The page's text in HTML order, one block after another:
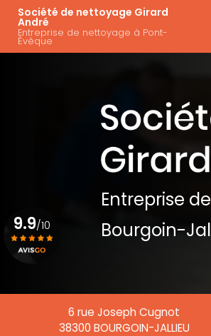
Aller
contenu
principal
Société de nettoyage Girard
André
Entreprise de nettoyage à Pont-
Évêque
Entreprise
Bourgoin-
6 rue Joseph Cugnot
38300 BOURGOIN-JALLIEU
9.9/10